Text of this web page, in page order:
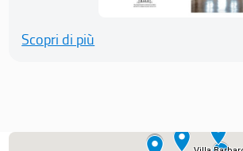
Scopri di più